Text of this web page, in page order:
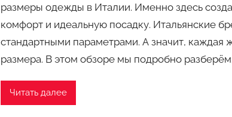
о
р
о
м
размеры одежды в Италии. Именно здесь
комфорт и идеальную посадку. Итальянские
стандартными параметрами. А значит,
размера. В этом обзоре мы подробно
Читать далее